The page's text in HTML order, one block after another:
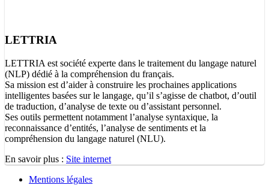
LETTRIA
LETTRIA est société experte dans le traitement du langage naturel
(NLP) dédié à la compréhension du français.
Sa mission est d’aider à construire les prochaines applications
intelligentes basées sur le langage, qu’il s’agisse de chatbot, d’outil
de traduction, d’analyse de texte ou d’assistant personnel.
Ses outils permettent notamment l’analyse syntaxique, la
reconnaissance d’entités, l’analyse de sentiments et la
compréhension du langage naturel (NLU).
En savoir plus : Site internet
Mentions légales